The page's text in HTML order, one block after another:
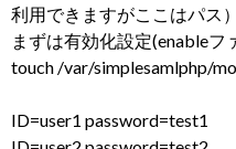
利用できますがここはパス）
まずは有効化設定(enableフ
touch /var/simplesamlphp/
ID=user1 password=test1